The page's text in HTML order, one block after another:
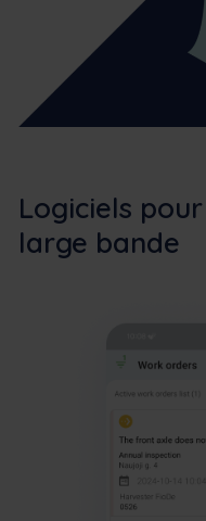
Logiciels
large bande